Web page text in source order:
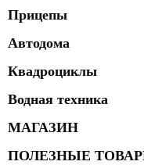
Прицепы
Автодома
Квадроциклы
Водная техника
МАГАЗИН
ПОЛЕЗНЫЕ